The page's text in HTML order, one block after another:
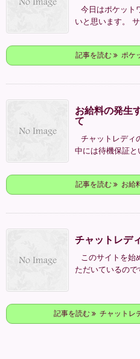
今日はポケット
いと思います。
記事を読む ポケ
お給料の発生
て
チャットレディ
中には待機保証
記事を読む お給
チャットレデ
このサイトを始
ただいているの
記事を読む チャットレ